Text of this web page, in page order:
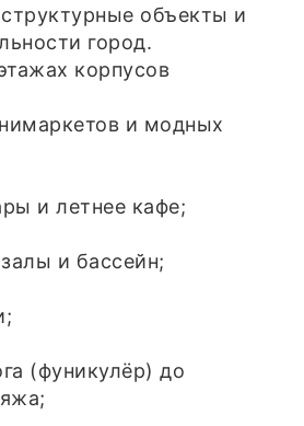
объекты и
город.
корпусов
и модных
и летнее кафе;
и бассейн;
(фуникулёр) до